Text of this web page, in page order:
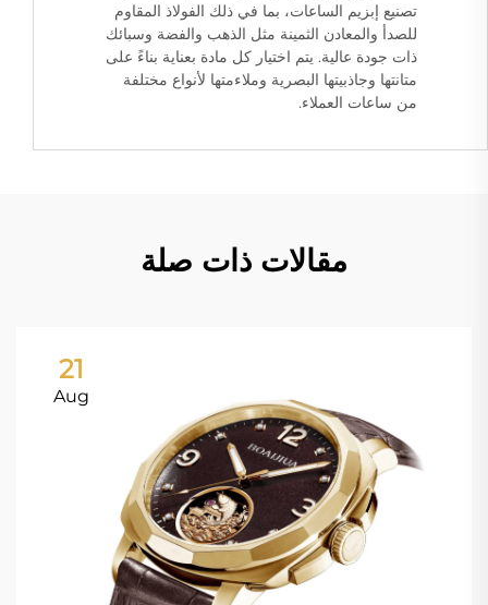
تصنيع إبزيم الساعات، بما في ذلك الفولاذ المقاوم
للصدأ والمعادن الثمينة مثل الذهب والفضة وسبائك
ذات جودة عالية. يتم اختيار كل مادة بعناية بناءً على
متانتها وجاذبيتها البصرية وملاءمتها لأنواع مختلفة
من ساعات العملاء.
مقالات ذات صلة
21
Aug